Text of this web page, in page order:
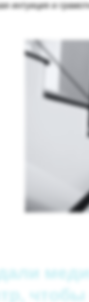
интуиция и
чтобы